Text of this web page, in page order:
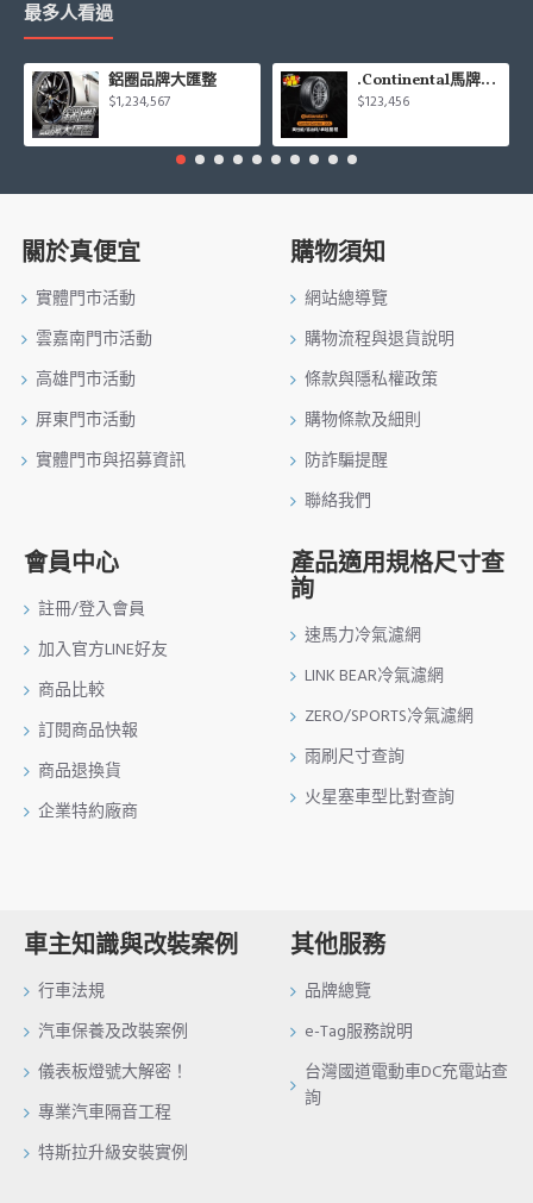
最多人看過
鋁圈品牌大匯整
$1,234,567
.Continental馬牌CCK輪胎特價專區
$123,456
關於真便宜
實體門市活動
雲嘉南門市活動
高雄門市活動
屏東門市活動
實體門市與招募資訊
購物須知
網站總導覽
購物流程與退貨說明
條款與隱私權政策
購物條款及細則
防詐騙提醒
聯絡我們
會員中心
註冊/登入會員
加入官方LINE好友
商品比較
訂閱商品快報
商品退換貨
企業特約廠商
產品適用規格尺寸查
詢
速馬力冷氣濾網
LINK BEAR冷氣濾網
ZERO/SPORTS冷氣濾網
雨刷尺寸查詢
火星塞車型比對查詢
車主知識與改裝案例
行車法規
汽車保養及改裝案例
儀表板燈號大解密！
專業汽車隔音工程
特斯拉升級安裝實例
其他服務
品牌總覽
e-Tag服務說明
台灣國道電動車DC充電站查
詢